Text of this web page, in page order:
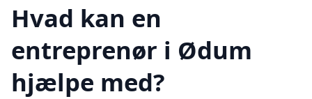
Hvad kan en
entreprenør i Ødum
hjælpe med?